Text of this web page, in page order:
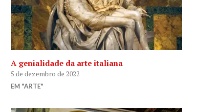
A genialidade da arte italiana
5 de dezembro de 2022
EM "ARTE"